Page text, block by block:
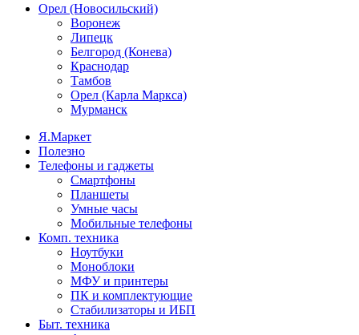
Орел (Новосильский)
Воронеж
Липецк
Белгород (Конева)
Краснодар
Тамбов
Орел (Карла Маркса)
Мурманск
Я.Маркет
Полезно
Телефоны и гаджеты
Смартфоны
Планшеты
Умные часы
Мобильные телефоны
Комп. техника
Ноутбуки
Моноблоки
МФУ и принтеры
ПК и комплектующие
Стабилизаторы и ИБП
Быт. техника